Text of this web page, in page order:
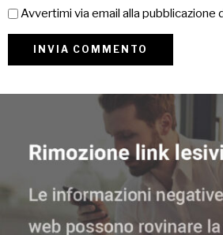
Avvertimi via email alla pubblicazione